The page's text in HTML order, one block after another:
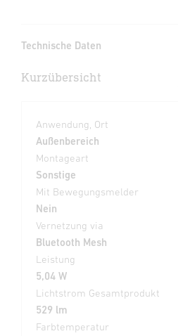
Technische Daten
Kurzübersicht
Anwendung, Ort
Außenbereich
Montageart
Sonstige
Mit Bewegungsmelder
Nein
Vernetzung via
Bluetooth Mesh
Leistung
5,04 W
Lichtstrom Gesamtprodukt
529 lm
Farbtemperatur